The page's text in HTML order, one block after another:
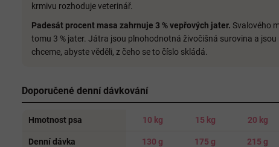
krmivu rozhoduje veterinář.
Padesát procent masa zahrnuje 3 % vepřových jater. Svalového
tomu 3 % jater. Játra jsou plnohodnotná živočišná surovina a
chceme, abyste věděli, z čeho se to číslo skládá.
Doporučené denní dávkování
Hmotnost psa 10 kg 15 kg 20 kg
Denní dávka 130 g 175 g 215 g